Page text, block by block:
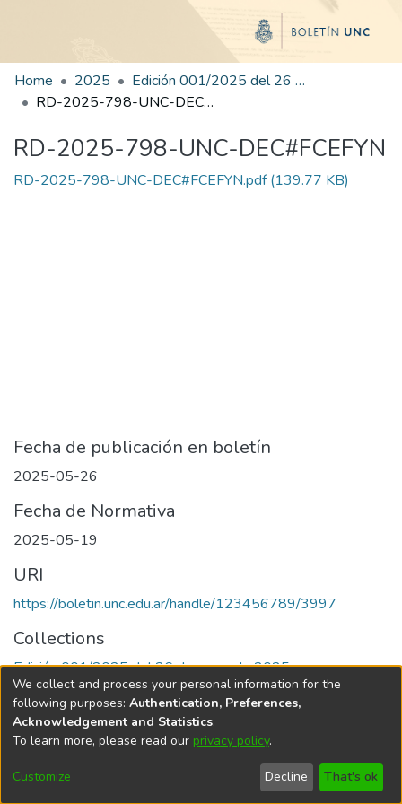
Home 2025
Edición 001/2025 del 26 de mayo de 2025
RD-2025-798-UNC-DEC#FCEFYN
RD-2025-798-UNC-DEC#FCEFYN
RD-2025-798-UNC-DEC#FCEFYN.pdf(139.77 KB)
Fecha de publicación en boletín
2025-05-26
Fecha de Normativa
2025-05-19
URI
https://boletin.unc.edu.ar/handle/123456789/3997
Collections
Edición 001/2025 del 26 de mayo de 2025
Universidad Nacional de Córdoba
We collect and process your personal information for the
following purposes: Authentication, Preferences,
Acknowledgement and Statistics.
To learn more, please read our privacy policy.
Customize Decline That's ok